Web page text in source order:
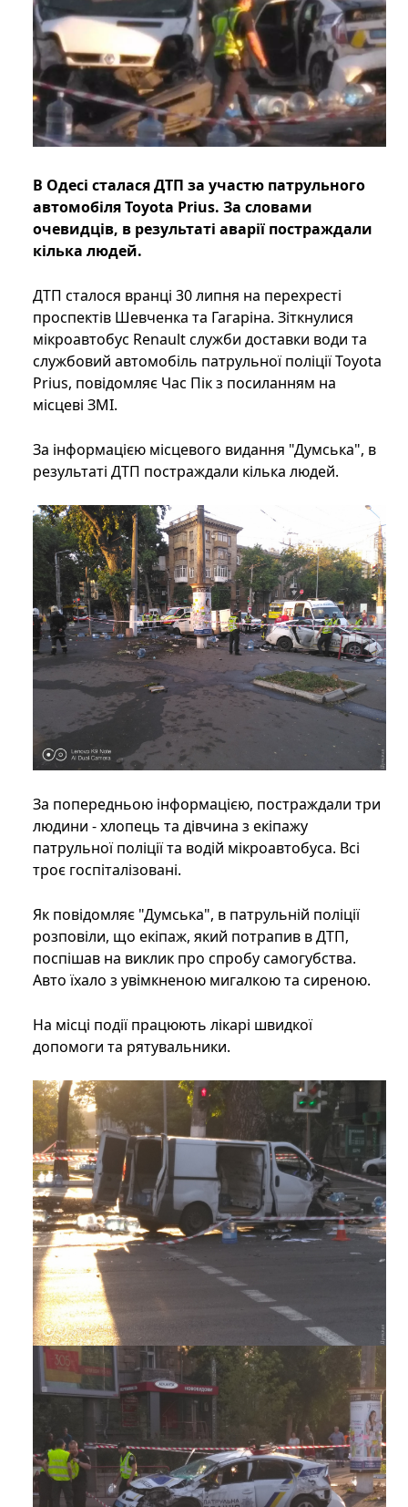
В Одесі сталася ДТП за участю патрульного
автомобіля Toyota Prius. За словами
очевидців, в результаті аварії постраждали
кілька людей.
ДТП сталося вранці 30 липня на перехресті
проспектів Шевченка та Гагаріна. Зіткнулися
мікроавтобус Renault служби доставки води та
службовий автомобіль патрульної поліції Toyota
Prius, повідомляє Час Пік з посиланням на
місцеві ЗМІ.
За інформацією місцевого видання "Думська", в
результаті ДТП постраждали кілька людей.
За попередньою інформацією, постраждали три
людини - хлопець та дівчина з екіпажу
патрульної поліції та водій мікроавтобуса. Всі
троє госпіталізовані.
Як повідомляє "Думська", в патрульній поліції
розповіли, що екіпаж, який потрапив в ДТП,
поспішав на виклик про спробу самогубства.
Авто їхало з увімкненою мигалкою та сиреною.
На місці події працюють лікарі швидкої
допомоги та рятувальники.